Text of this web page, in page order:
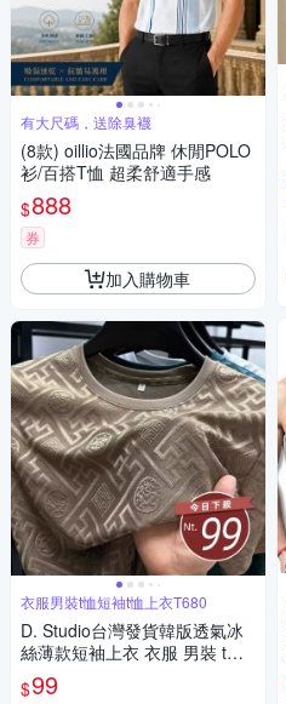
有大尺碼，送除臭襪
(8款) oillio法國品牌 休閒POLO
衫/百搭T恤 超柔舒適手感
$888
券
加入購物車
衣服男裝t恤短袖t恤上衣T680
D. Studio台灣發貨韓版透氣冰
絲薄款短袖上衣 衣服 男裝 t
恤 短袖t恤 上衣T680
$99